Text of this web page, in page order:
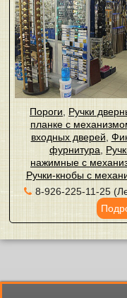
Пороги
Ручки
планке с
входных дверей
фурнитура
нажимные с
Ручки-кнобы с
8-926-225-11-25